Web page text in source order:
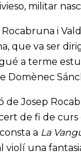
militar
i
que va ser
a terme
Domènec
de Josep
de fi de
a La
una